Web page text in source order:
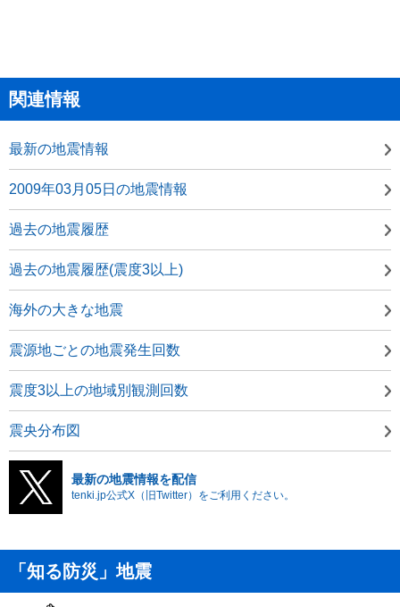
関連情報
最新の地震情報
2009年03月05日の地震情報
過去の地震履歴
過去の地震履歴(震度3以上)
海外の大きな地震
震源地ごとの地震発生回数
震度3以上の地域別観測回数
震央分布図
最新の地震情報を配信
tenki.jp公式X（旧Twitter）をご利用ください。
「知る防災」地震